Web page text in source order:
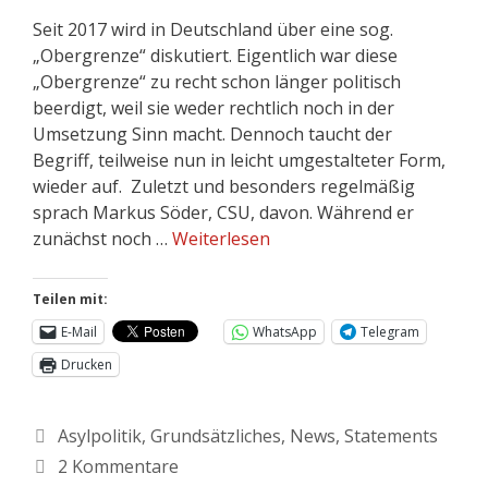
Seit 2017 wird in Deutschland über eine sog.
„Obergrenze“ diskutiert. Eigentlich war diese
„Obergrenze“ zu recht schon länger politisch
beerdigt, weil sie weder rechtlich noch in der
Umsetzung Sinn macht. Dennoch taucht der
Begriff, teilweise nun in leicht umgestalteter Form,
wieder auf. Zuletzt und besonders regelmäßig
sprach Markus Söder, CSU, davon. Während er
zunächst noch … Weiterlesen
Teilen mit:
E-Mail
WhatsApp
Telegram
Drucken
Asylpolitik, Grundsätzliches, News, Statements
2 Kommentare